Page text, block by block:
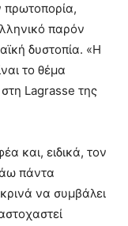
πρωτοπορία,
παρόν
δυστοπία. «H
το θέμα
Lagrasse της
και, ειδικά, τον
πάντα
να συμβάλει